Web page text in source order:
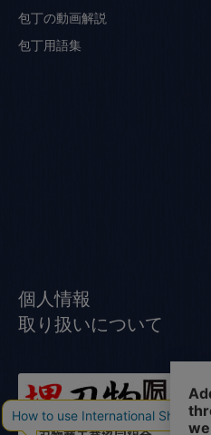
包丁の動画解説
包丁用語集
個人情報
取り扱いについて